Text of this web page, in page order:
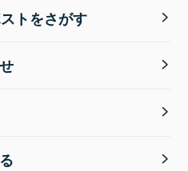
トをさがす